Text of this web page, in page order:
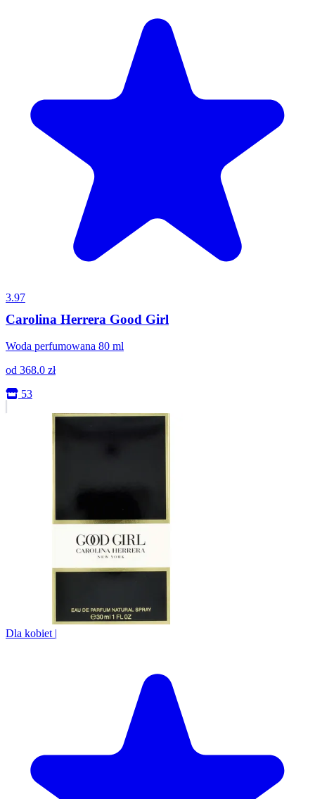
3.97
Carolina Herrera Good Girl
Woda perfumowana 80 ml
od 368.0 zł
53
Dla kobiet |